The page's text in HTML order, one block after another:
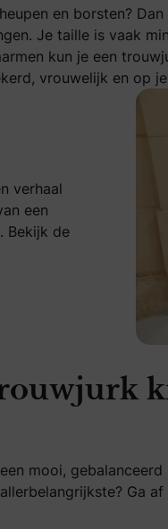
en borsten?
Je taille is vaak
kun je een
vrouwelijk en op
verhaal
een
Bekijk de
mooi,
Ga